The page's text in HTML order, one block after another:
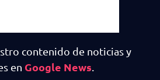
contenido de noticias y
en Google News.